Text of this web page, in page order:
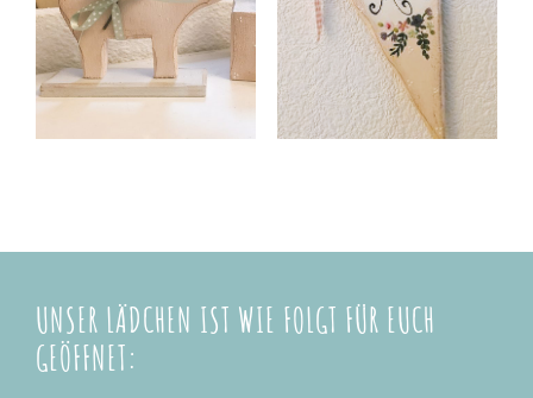
UNSER LÄDCHEN IST WIE FOLGT FÜR EUCH
GEÖFFNET: